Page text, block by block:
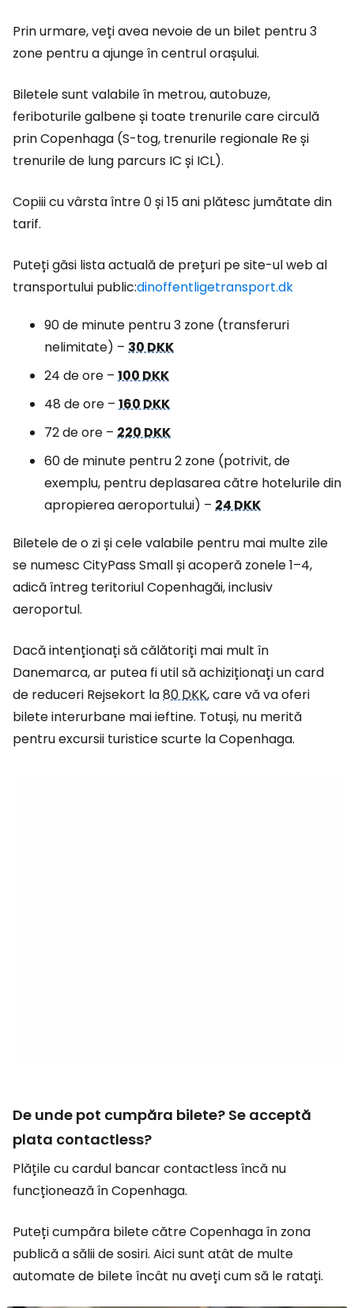
Prin urmare, veți avea nevoie de un bilet pentru 3
zone pentru a ajunge în centrul orașului.
Biletele sunt valabile în metrou, autobuze,
feriboturile galbene și toate trenurile care circulă
prin Copenhaga (S-tog, trenurile regionale Re și
trenurile de lung parcurs IC și ICL).
Copiii cu vârsta între 0 și 15 ani plătesc jumătate din
tarif.
Puteți găsi lista actuală de prețuri pe site-ul web al
transportului public:dinoffentligetransport.dk
90 de minute pentru 3 zone (transferuri
nelimitate) – 30 DKK
24 de ore – 100 DKK
48 de ore – 160 DKK
72 de ore – 220 DKK
60 de minute pentru 2 zone (potrivit, de
exemplu, pentru deplasarea către hotelurile din
apropierea aeroportului) – 24 DKK
Biletele de o zi și cele valabile pentru mai multe zile
se numesc CityPass Small și acoperă zonele 1–4,
adică întreg teritoriul Copenhagăi, inclusiv
aeroportul.
Dacă intenționați să călătoriți mai mult în
Danemarca, ar putea fi util să achiziționați un card
de reduceri Rejsekort la80 DKK, care vă va oferi
bilete interurbane mai ieftine. Totuși, nu merită
pentru excursii turistice scurte la Copenhaga.
De unde pot cumpăra bilete? Se acceptă
plata contactless?
Plățile cu cardul bancar contactless încă nu
funcționează în Copenhaga.
Puteți cumpăra bilete către Copenhaga în zona
publică a sălii de sosiri. Aici sunt atât de multe
automate de bilete încât nu aveți cum să le ratați.